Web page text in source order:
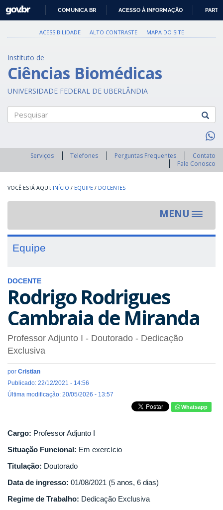
PARA
O
GOVBR
COMUNICA BR ACESSO À INFORMAÇÃO
ACESSIBILIDADE ALTO CONTRASTE MAPA DO SITE
Instituto de
Ciências Biomédicas
UNIVERSIDADE FEDERAL DE UBERLÂNDIA
Serviços Telefones Perguntas Frequentes
Contato
Fale Conosco
INÍCIO / EQUIPE / DOCENTES
MENU
Toggle
Equipe
DOCENTE
Rodrigo Rodrigues
Cambraia de Miranda
Professor Adjunto I - Doutorado - Dedicação
Exclusiva
por Cristian
Publicado: 22/12/2021 - 14:56
Última modificação: 20/05/2026 - 13:57
Whatsapp
Cargo: Professor Adjunto I
Situação Funcional: Em exercício
Titulação: Doutorado
Data de ingresso: 01/08/2021 (5 anos, 6 dias)
Regime de Trabalho: Dedicação Exclusiva